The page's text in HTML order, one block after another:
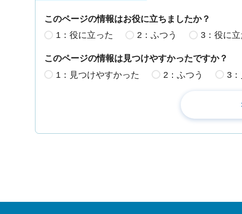
このページの情報はお役に立ちましたか？
1：役に立った
2：ふつう 3：役に
このページの情報は見つけやすかったですか？
1：見つけやすかった
2：ふつう 3